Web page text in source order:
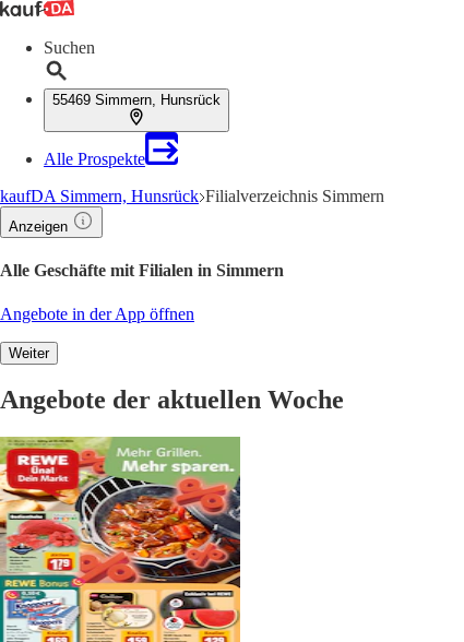
Suchen
55469 Simmern, Hunsrück
Alle Prospekte
kaufDA Simmern, Hunsrück Filialverzeichnis Simmern
Anzeigen
Alle Geschäfte mit Filialen in Simmern
Angebote in der App öffnen
Weiter
Angebote der aktuellen Woche